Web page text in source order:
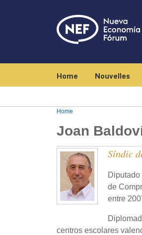
Home Nouvelles
Home
Joan
Síndic
de
entre
centros escolares